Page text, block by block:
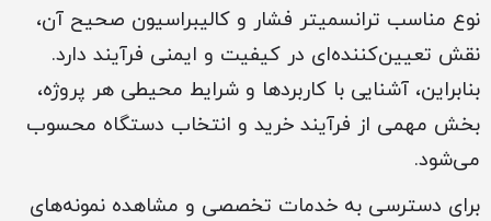
نوع مناسب ترانسمیتر فشار و کالیبراسیون صحیح آن،
نقش تعیین‌کننده‌ای در کیفیت و ایمنی فرآیند دارد.
بنابراین، آشنایی با کاربردها و شرایط محیطی هر پروژه،
بخش مهمی از فرآیند خرید و انتخاب دستگاه محسوب
می‌شود.
برای دسترسی به خدمات تخصصی و مشاهده نمونه‌های